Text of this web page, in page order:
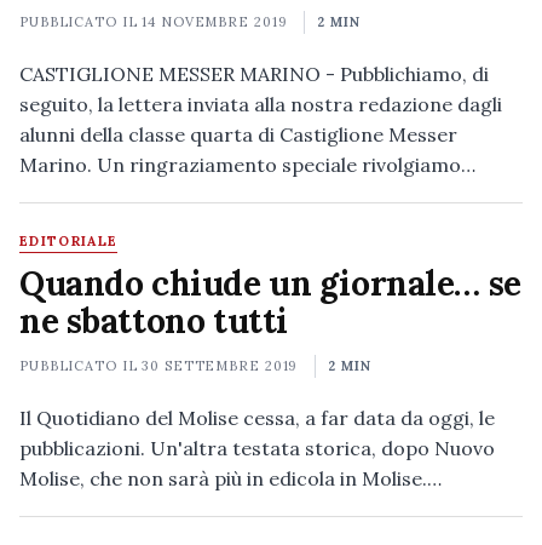
PUBBLICATO IL14 NOVEMBRE 2019 2 MIN
CASTIGLIONE MESSER MARINO - Pubblichiamo, di
seguito, la lettera inviata alla nostra redazione dagli
alunni della classe quarta di Castiglione Messer
Marino. Un ringraziamento speciale rivolgiamo…
EDITORIALE
Quando chiude un giornale… se
ne sbattono tutti
PUBBLICATO IL30 SETTEMBRE 2019 2 MIN
Il Quotidiano del Molise cessa, a far data da oggi, le
pubblicazioni. Un'altra testata storica, dopo Nuovo
Molise, che non sarà più in edicola in Molise.…